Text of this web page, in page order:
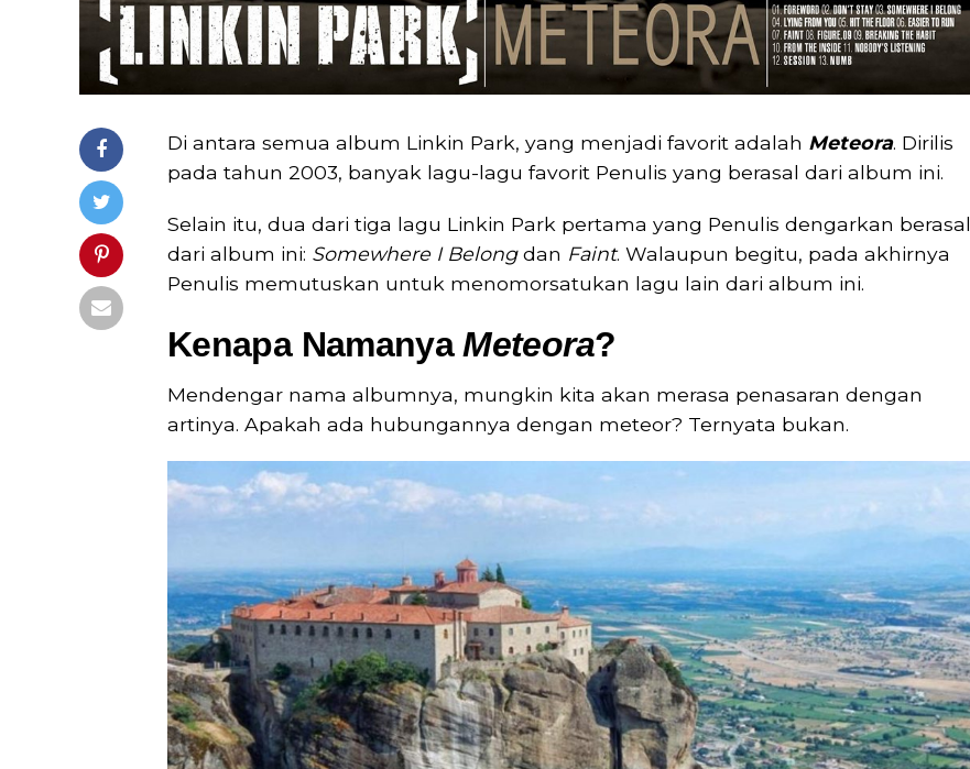
Di antara semua album Linkin Park, yang menjadi favorit adalah Meteora. Dirilis
pada tahun 2003, banyak lagu-lagu favorit Penulis yang berasal dari album ini.
Selain itu, dua dari tiga lagu Linkin Park pertama yang Penulis dengarkan berasal
dari album ini: Somewhere I Belongdan Faint. Walaupun begitu, pada akhirnya
Penulis memutuskan untuk menomorsatukan lagu lain dari album ini.
Kenapa NamanyaMeteora?
Mendengar nama albumnya, mungkin kita akan merasa penasaran dengan
artinya. Apakah ada hubungannya dengan meteor? Ternyata bukan.